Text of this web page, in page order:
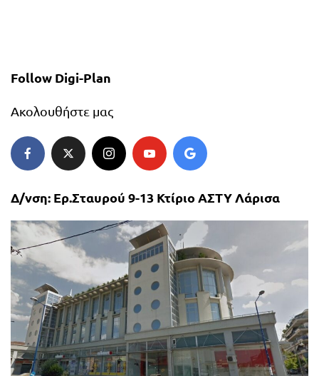
Follow Digi-Plan
Ακολουθήστε μας
Δ/νση: Ερ.Σταυρού 9-13 Κτίριο ΑΣΤΥ Λάρισα